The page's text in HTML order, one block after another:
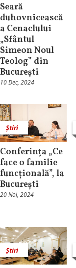
Seară
duhovnicească
a Cenaclului
„Sfântul
Simeon Noul
Teolog” din
București
10 Dec, 2024
Știri
Conferința „Ce
face o familie
funcțională”, la
București
20 Noi, 2024
Știri